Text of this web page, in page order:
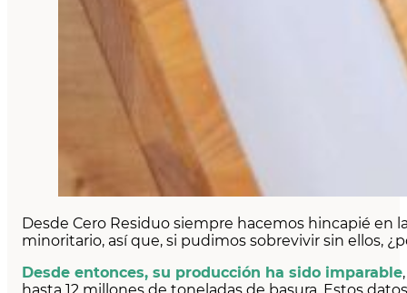
Desde Cero Residuo siempre hacemos hincapié en
minoritario, así que, si pudimos sobrevivir sin ellos,
Desde entonces, su producción ha sido imparable
hasta 12 millones de toneladas de basura. Estos